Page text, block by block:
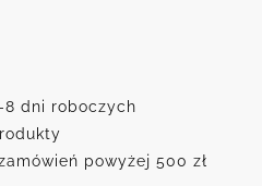
8 dni roboczych
powyżej 500 zł